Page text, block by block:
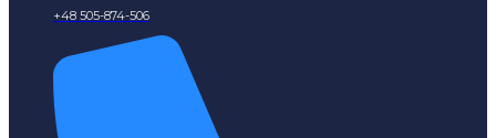
+48 505-874-506